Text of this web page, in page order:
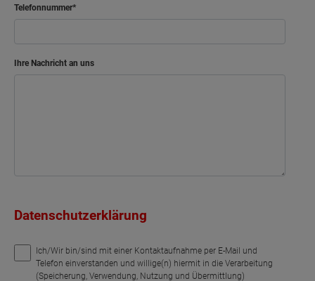
Arbeiten
Telefonnummer
Ihre Nachricht an uns
Datenschutzerklärung
Ich/Wir bin/sind mit einer Kontaktaufnahme per E-Mail und
Telefon einverstanden und willige(n) hiermit in die Verarbeitung
(Speicherung, Verwendung, Nutzung und Übermittlung)